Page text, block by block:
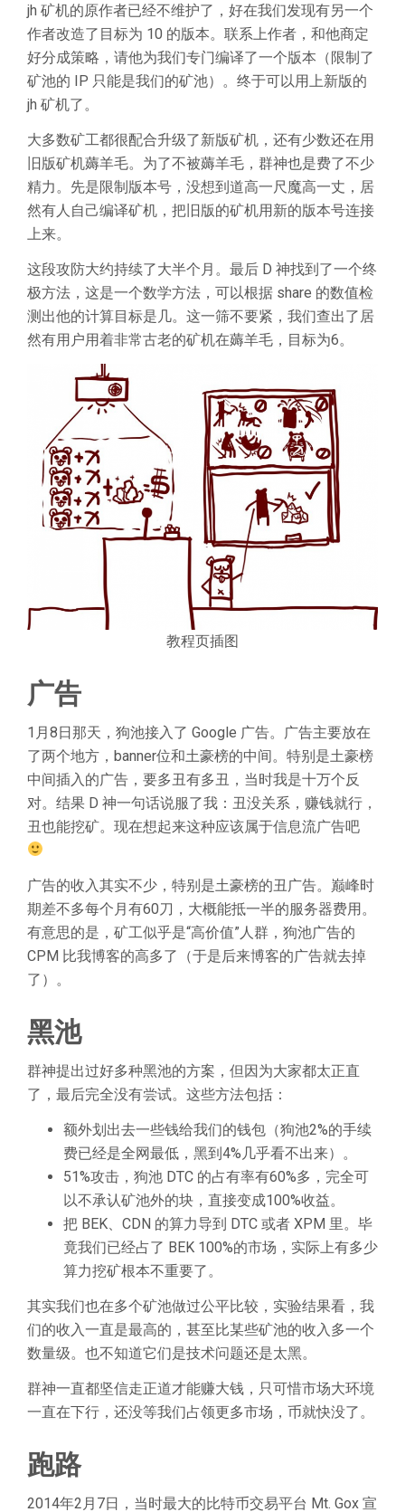
jh 矿机的原作者已经不维护了，好在我们发现有另一个
作者改造了目标为 10 的版本。联系上作者，和他商定
好分成策略，请他为我们专门编译了一个版本（限制了
矿池的 IP 只能是我们的矿池）。终于可以用上新版的
jh 矿机了。
大多数矿工都很配合升级了新版矿机，还有少数还在用
旧版矿机薅羊毛。为了不被薅羊毛，群神也是费了不少
精力。先是限制版本号，没想到道高一尺魔高一丈，居
然有人自己编译矿机，把旧版的矿机用新的版本号连接
上来。
这段攻防大约持续了大半个月。最后 D 神找到了一个终
极方法，这是一个数学方法，可以根据 share 的数值检
测出他的计算目标是几。这一筛不要紧，我们查出了居
然有用户用着非常古老的矿机在薅羊毛，目标为6。
教程页插图
广告
1月8日那天，狗池接入了 Google 广告。广告主要放在
了两个地方，banner位和土豪榜的中间。特别是土豪榜
中间插入的广告，要多丑有多丑，当时我是十万个反
对。结果 D 神一句话说服了我：丑没关系，赚钱就行，
丑也能挖矿。现在想起来这种应该属于信息流广告吧
广告的收入其实不少，特别是土豪榜的丑广告。巅峰时
期差不多每个月有60刀，大概能抵一半的服务器费用。
有意思的是，矿工似乎是“高价值”人群，狗池广告的
CPM 比我博客的高多了（于是后来博客的广告就去掉
了）。
黑池
群神提出过好多种黑池的方案，但因为大家都太正直
了，最后完全没有尝试。这些方法包括：
额外划出去一些钱给我们的钱包（狗池2%的手续
费已经是全网最低，黑到4%几乎看不出来）。
51%攻击，狗池 DTC 的占有率有60%多，完全可
以不承认矿池外的块，直接变成100%收益。
把 BEK、CDN 的算力导到 DTC 或者 XPM 里。毕
竟我们已经占了 BEK 100%的市场，实际上有多少
算力挖矿根本不重要了。
其实我们也在多个矿池做过公平比较，实验结果看，我
们的收入一直是最高的，甚至比某些矿池的收入多一个
数量级。也不知道它们是技术问题还是太黑。
群神一直都坚信走正道才能赚大钱，只可惜市场大环境
一直在下行，还没等我们占领更多市场，币就快没了。
跑路
2014年2月7日，当时最大的比特币交易平台 Mt. Gox 宣